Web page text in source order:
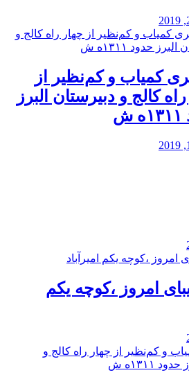
کمیاب و کم‌نظیر از
كالج و دبيرستان البرز
امروز ،کوچه یکم